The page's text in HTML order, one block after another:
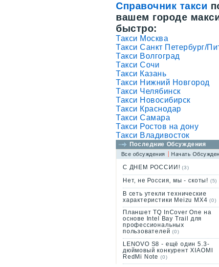
Справочник такси
вашем городе
быстро:
Такси Москва
Такси Санкт Петербург/
Такси Волгоград
Такси Сочи
Такси Казань
Такси Нижний Новгород
Такси Челябинск
Такси Новосибирск
Такси Краснодар
Такси Самара
Такси Ростов на дону
Такси Владивосток
Последние Обсуждения
Все обсуждения Начать
С ДНЕМ РОССИИ!(3)
Нет, не Россия, мы - скоты! (5)
В сеть утекли технические
характеристики Meizu MX4(0)
Планшет TQ InCover One на
основе Intel Bay Trail для
профессиональных
пользователей(0)
LENOVO S8 - ещё один 5.3-
дюймовый конкурент XIAOMI
RedMi Note (0)